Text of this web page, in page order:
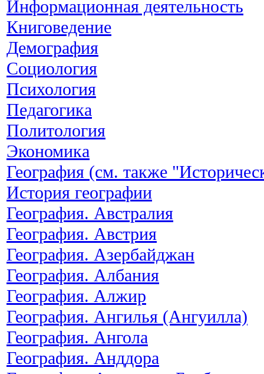
Информационная деятельность
Книговедение
Демография
Социология
Психология
Педагогика
Политология
Экономика
География (см. также
История географии
География. Австралия
География. Австрия
География. Азербайджан
География. Албания
География. Алжир
География. Ангилья (Ангуилла)
География. Ангола
География. Анддора